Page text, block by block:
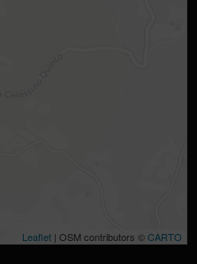
Leaflet| OSM contributors ©CARTO